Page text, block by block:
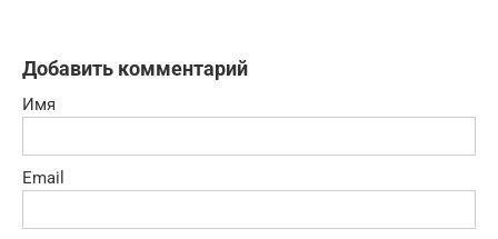
Добавить комментарий
Имя
Email